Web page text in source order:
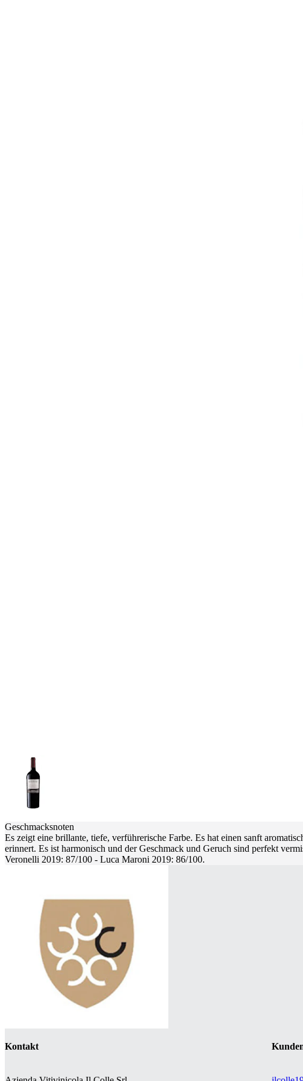
Geschmacksnoten
Es zeigt eine brillante, tiefe, verführerische Farbe. Es hat einen sanft
erinnert. Es ist harmonisch und der Geschmack und Geruch sind perfekt
Veronelli 2019: 87/100 - Luca Maroni 2019: 86/100.
Kontakt